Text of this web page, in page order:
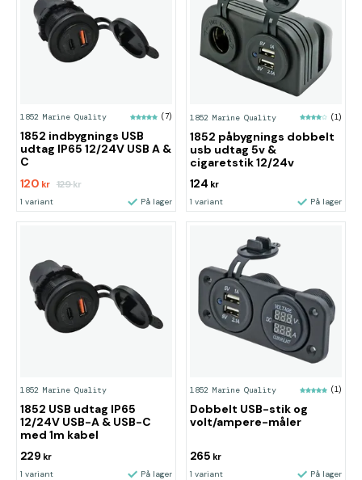
1852 Marine Quality (7)
1852 indbygnings USB
udtag IP65 12/24V USB A &
C
120 kr 129kr
1 variant På lager
1852 Marine Quality (1)
1852 påbygnings dobbelt
usb udtag 5v &
cigaretstik 12/24v
124 kr
1 variant På lager
1852 Marine Quality
1852 USB udtag IP65
12/24V USB-A & USB-C
med 1m kabel
229 kr
1 variant På lager
1852 Marine Quality (1)
Dobbelt USB-stik og
volt/ampere-måler
265 kr
1 variant På lager